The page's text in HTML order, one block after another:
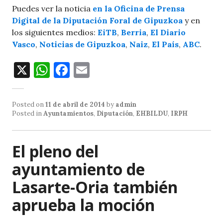
Puedes ver la noticia en la Oficina de Prensa
Digital de la Diputación Foral de Gipuzkoa y en
los siguientes medios: EiTB, Berria, El Diario
Vasco, Noticias de Gipuzkoa, Naiz, El País, ABC.
X W
at
s
A
p
p
F
c
e
b
o
o
k
ai
l
Posted on11 de abril de 2014 by admin
Posted inAyuntamientos, Diputación, EHBILDU, IRPH
El pleno del
ayuntamiento de
Lasarte-Oria también
aprueba la moción